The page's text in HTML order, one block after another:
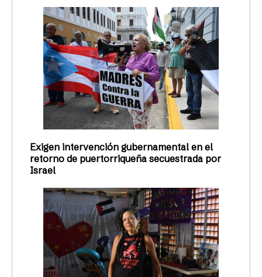
Exigen intervención gubernamental en el
retorno de puertorriqueña secuestrada por
Israel